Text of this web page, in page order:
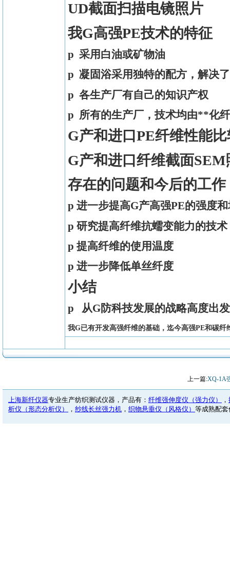
UD截面扫描电镜照片
我G高强PE技术的特征
p 采用白油或矿物油
p 凝固浴采用独特的配方，解决
p 各生产厂有自己的知识产权
p 所有的生产厂，技术均由**化
G产和进口PE纤维性能
G产和进口纤维截面SEM
存在的问题和今后的工作
p 进一步提高G产高强PE的强度
p 研究提高纤维抗蠕变能力的技术
p 提高纤维的使用温度
p 进一步降低单丝纤度
小结
p 从G防科技发展的战略高度出
我G已有开发高强纤维的基础，迄今高强PE和碳
上一篇:XQ-1A